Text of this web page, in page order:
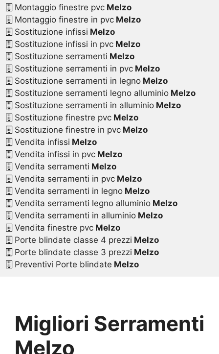
Montaggio finestre pvcMelzo
Montaggio finestre in pvcMelzo
Sostituzione infissi Melzo
Sostituzione infissi in pvcMelzo
Sostituzione serramenti Melzo
Sostituzione serramenti in pvcMelzo
Sostituzione serramenti in legnoMelzo
Sostituzione serramenti legno alluminioMelzo
Sostituzione serramenti in alluminioMelzo
Sostituzione finestre pvcMelzo
Sostituzione finestre in pvcMelzo
Vendita infissi Melzo
Vendita infissi in pvcMelzo
Vendita serramenti Melzo
Vendita serramenti in pvcMelzo
Vendita serramenti in legnoMelzo
Vendita serramenti legno alluminioMelzo
Vendita serramenti in alluminioMelzo
Vendita finestre pvcMelzo
Porte blindate classe 4 prezzi Melzo
Porte blindate classe 3 prezzi Melzo
Preventivi Porte blindate Melzo
Migliori Serramenti
Melzo